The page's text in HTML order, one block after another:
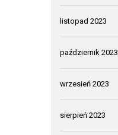
listopad 2023
październik 2023
wrzesień 2023
sierpień 2023